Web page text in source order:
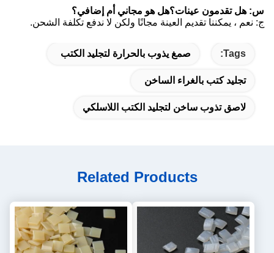
س: هل تقدمون عينات؟هل هو مجاني أم إضافي؟
ج: نعم ، يمكننا تقديم العينة مجانًا ولكن لا ندفع تكلفة الشحن.
Tags: صمغ يذوب بالحرارة لتجليد الكتب
تجليد كتب بالغراء الساخن
لاصق تذوب ساخن لتجليد الكتب اللاسلكي
Related Products